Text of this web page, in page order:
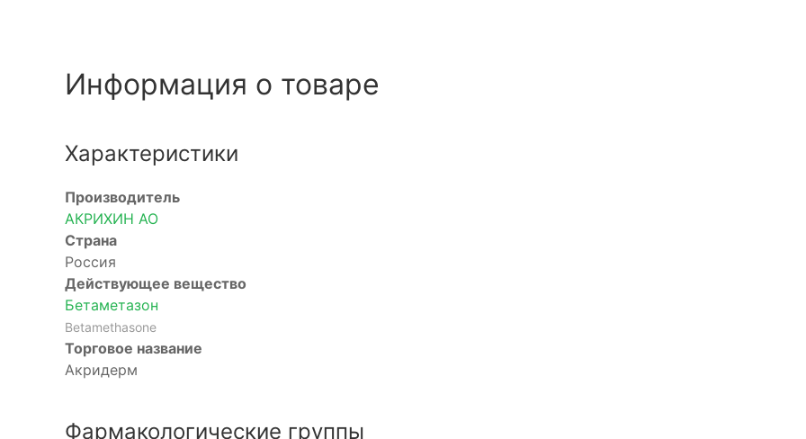
Информация о товаре
Характеристики
Производитель
АКРИХИН АО
Страна
Россия
Действующее вещество
Бетаметазон
Betamethasone
Торговое название
Акридерм
Фармакологические группы